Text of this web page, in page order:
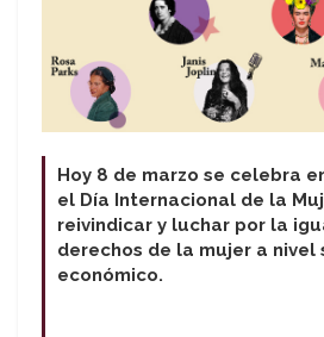
Hoy 8 de marzo se celebra
el Día Internacional de la
reivindicar y luchar por la
derechos de la mujer a
económico.